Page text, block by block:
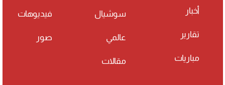
أخبار
تقارير
مباريات
سوشيال
عالمي
مقالات
فيديوهات
صور